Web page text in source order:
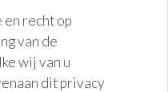
en recht op
van de
wij van u
dit privacy